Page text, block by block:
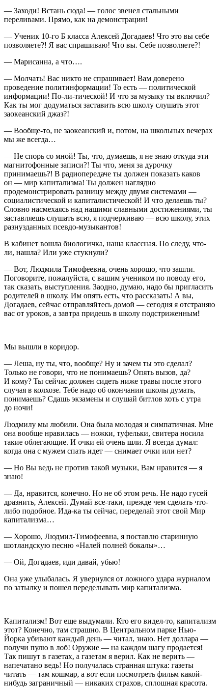
— Заходи! Встань сюда! — голос звенел стальными
переливами. Прямо, как на демонстрации!
— Ученик 10-го Б класса Алексей Догадаев! Что это вы себе
позволяете?! Я вас спрашиваю! Что вы. Себе позволяете?!
— Марисанна, а что….
— Молчать! Вас никто не спрашивает! Вам доверено
проведение политинформации! То есть — политической
информации! По-ли-тической! И что за музыку ты включил?
Как ты мог додуматься заставить всю школу слушать этот
заокеанский джаз?!
— Вообще-то, не заокеанский и, потом, на школьных вечерах
мы же всегда…
— Не спорь со мной! Ты, что, думаешь, я не знаю откуда эти
магнитофонные записи?! Ты что, меня за дурочку
принимаешь?! В радиопередаче ты должен показать каков
он — мир капитализма! Ты должен наглядно
продемонстрировать разницу между двумя системами —
социалистической и капиталистической! И что делаешь ты?
Словно насмехаясь над нашими славными достижениями, ты
заставляешь слушать всю, я подчеркиваю — всю школу, этих
разнузданных псевдо-музыкантов!
В кабинет вошла биологичка, наша классная. По следу, что-
ли, нашла? Или уже стукнули?
— Вот, Людмила Тимофеевна, очень хорошо, что зашли.
Поговорите, пожалуйста, с вашим учеником по поводу его,
так сказать, выступления. Заодно, думаю, надо бы пригласить
родителей в школу. Им опять есть, что рассказать! А вы,
Догадаев, сейчас отправляйтесь домой — сегодня я отстраняю
вас от уроков, а завтра придешь в школу подстриженным!
Мы вышли в коридор.
— Леша, ну ты, что, вообще? Ну и зачем ты это сделал?
Только не говори, что не понимаешь? Опять вызов, да?
И кому? Ты сейчас должен сидеть ниже травы после этого
случая в колхозе. Тебе надо об окончании школы думать,
понимаешь? Сдашь экзамены и слушай битлов хоть с утра
до ночи!
Людмилу мы любили. Она была молодая и симпатичная. Мне
она вообще нравилась — ножки, туфельки, свитера носила
такие облегающие. И очки ей очень шли. Я всегда думал:
когда она с мужем спать идет — снимает очки или нет?
— Но Вы ведь не против такой музыки, Вам нравится — я
знаю!
— Да, нравится, конечно. Но не об этом речь. Не надо гусей
дразнить, Алексей. Думай все-таки, прежде чем сделать что-
либо подобное. Ида-ка ты сейчас, переделай этот свой Мир
капитализма…
— Хорошо, Людмил-Тимофеевна, я поставлю старинную
шотландскую песню «Налей полней бокалы»…
— Ой, Догадаев, иди давай, убью!
Она уже улыбалась. Я увернулся от ложного удара журналом
по затылку и пошел переделывать мир капитализма.
Капитализм! Вот еще выдумали. Кто его видел-то, капитализм
этот? Конечно, там страшно. В Центральном парке Нью-
Йорка убивают каждый день — читал, знаю. Нет доллара —
получи пулю в лоб! Оружие — на каждом шагу продается!
Так пишут в газетах, а газетам я верил. Как не верить —
напечатано ведь! Но получалась странная штука: газеты
читать — там кошмар, а вот если посмотреть фильм какой-
нибудь заграничный — никаких страхов, сплошная красота.